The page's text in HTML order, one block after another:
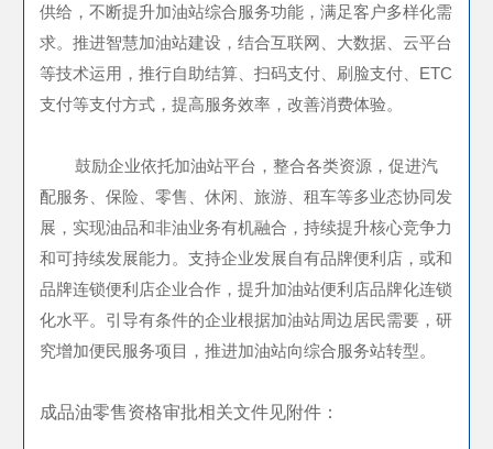
供给，不断提升加油站综合服务功能，满足客户多样化需
求。推进智慧加油站建设，结合互联网、大数据、云平台
等技术运用，推行自助结算、扫码支付、刷脸支付、ETC
支付等支付方式，提高服务效率，改善消费体验。
鼓励企业依托加油站平台，整合各类资源，促进汽
配服务、保险、零售、休闲、旅游、租车等多业态协同发
展，实现油品和非油业务有机融合，持续提升核心竞争力
和可持续发展能力。支持企业发展自有品牌便利店，或和
品牌连锁便利店企业合作，提升加油站便利店品牌化连锁
化水平。引导有条件的企业根据加油站周边居民需要，研
究增加便民服务项目，推进加油站向综合服务站转型。
成品油零售资格审批相关文件见附件：